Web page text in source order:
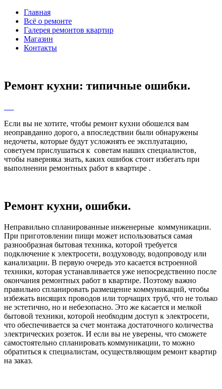
Главная
Всё о ремонте
Галерея ремонтов квартир
Магазин
Контакты
Ремонт кухни: типичные ошибки.
Если вы не хотите, чтобы ремонт кухни обошелся вам
неоправданно дорого, а впоследствии были обнаружены
недочеты, которые будут усложнять ее эксплуатацию,
советуем прислушаться к советам наших специалистов,
чтобы наверняка знать, каких ошибок стоит избегать при
выполнении ремонтных работ в квартире .
Ремонт кухни, ошибки.
Неправильно спланированные инженерные коммуникации.
При приготовлении пищи может использоваться самая
разнообразная бытовая техника, которой требуется
подключение к электросети, воздуховоду, водопроводу или
канализации. В первую очередь это касается встроенной
техники, которая устанавливается уже непосредственно после
окончания ремонтных работ в квартире. Поэтому важно
правильно спланировать размещение коммуникаций, чтобы
избежать висящих проводов или торчащих труб, что не только
не эстетично, но и небезопасно. Это же касается и мелкой
бытовой техники, которой необходим доступ к электросети,
что обеспечивается за счет монтажа достаточного количества
электрических розеток. И если вы не уверены, что сможете
самостоятельно спланировать коммуникации, то можно
обратиться к специалистам, осуществляющим ремонт квартир
на заказ.